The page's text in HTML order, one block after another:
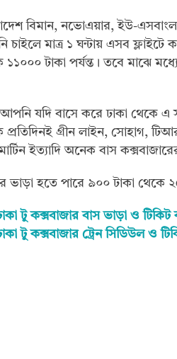
বিমান, নভোএয়ার, ইউ-
চাইলে মাত্র ১ ঘন্টায় এসব
১১০০০ টাকা পর্যন্ত। তবে মাঝে
যদি বাসে করে ঢাকা থেকে
প্রতিদিনই গ্রীন লাইন, সোহাগ,
ইত্যাদি অনেক বাস
ভাড়া হতে পারে ৯০০ টাকা থেকে
টু কক্সবাজার বাস ভাড়া ও টিকিট
টু কক্সবাজার ট্রেন সিডিউল ও